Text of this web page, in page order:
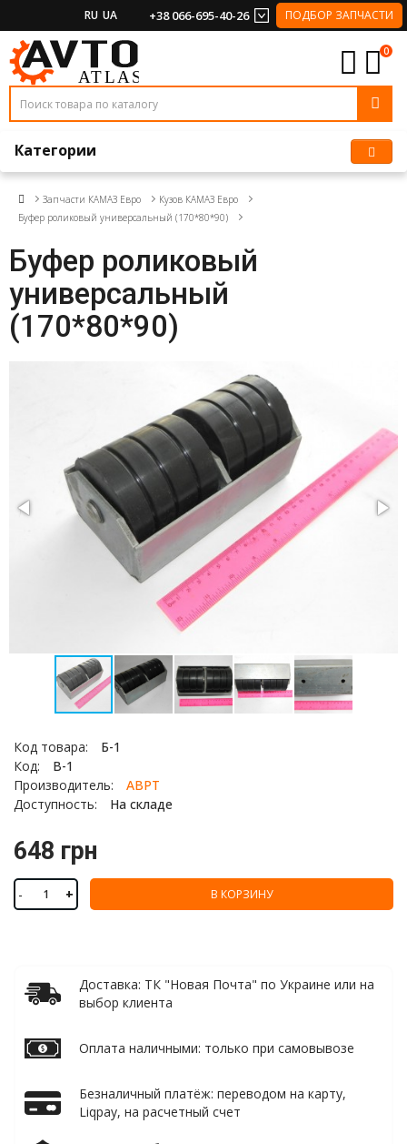
RU UA +38 066-695-40-26 ПОДБОР ЗАПЧАСТИ
0
Категории
Запчасти КАМАЗ Евро
Кузов КАМАЗ Евро
Буфер роликовый универсальный (170*80*90)
Буфер роликовый
универсальный
(170*80*90)
Код товара:
Б-1
Код:
B-1
Производитель:
АВРТ
Доступность:
На складе
648 грн
- + В КОРЗИНУ
Доставка: ТК "Новая Почта" по Украине или на
выбор клиента
Оплата наличными: только при самовывозе
Безналичный платёж: переводом на карту,
Liqpay, на расчетный счет